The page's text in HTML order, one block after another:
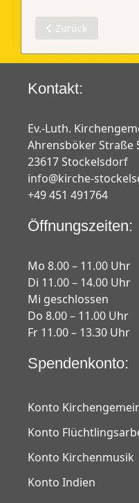
Vorheriger Beitrag:
Zurück
Kontakt:
Ev.-Luth.
Ahrensböker Straße
23617 Stockelsdorf
info@kirche-
+49 451 491764
Öffnungszeiten:
Mo 8.00 – 11.00 Uhr
Di 11.00 – 14.00 Uhr
Mi geschlossen
Do 8.00 – 11.00 Uhr
Fr 11.00 – 13.30 Uhr
Spendenkonto:
Konto
Konto
Konto Kirchenmusik
Konto Indien